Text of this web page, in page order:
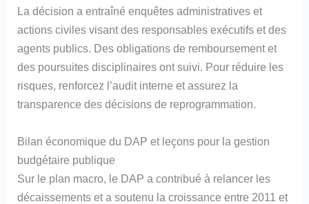
La décision a entraîné enquêtes administratives et
actions civiles visant des responsables exécutifs et des
agents publics. Des obligations de remboursement et
des poursuites disciplinaires ont suivi. Pour réduire les
risques, renforcez l’audit interne et assurez la
transparence des décisions de reprogrammation.
Bilan économique du DAP et leçons pour la gestion
budgétaire publique
Sur le plan macro, le DAP a contribué à relancer les
décaissements et a soutenu la croissance entre 2011 et